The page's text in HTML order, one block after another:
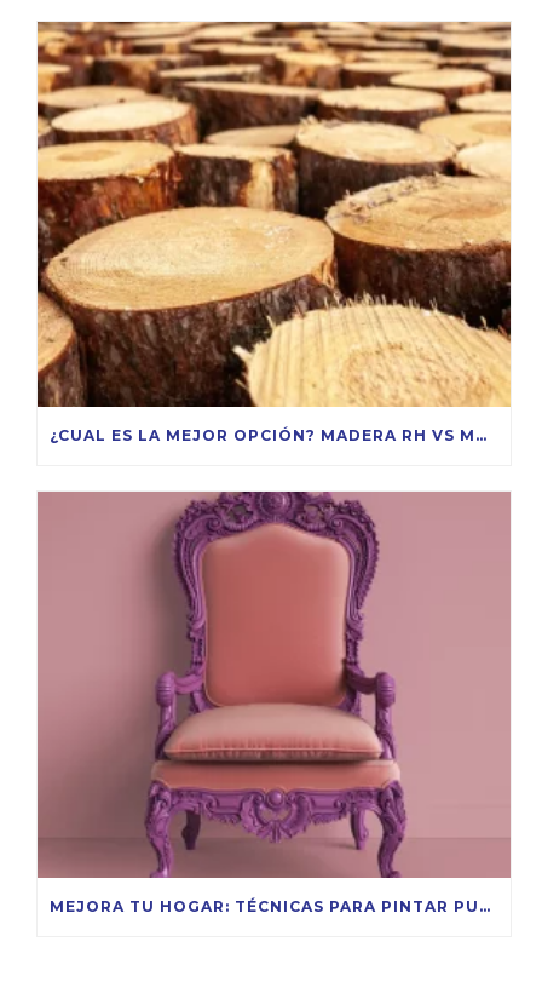
¿CUAL ES LA MEJOR OPCIÓN? MADERA RH VS MDF
MEJORA TU HOGAR: TÉCNICAS PARA PINTAR PUERTAS DE MADERA